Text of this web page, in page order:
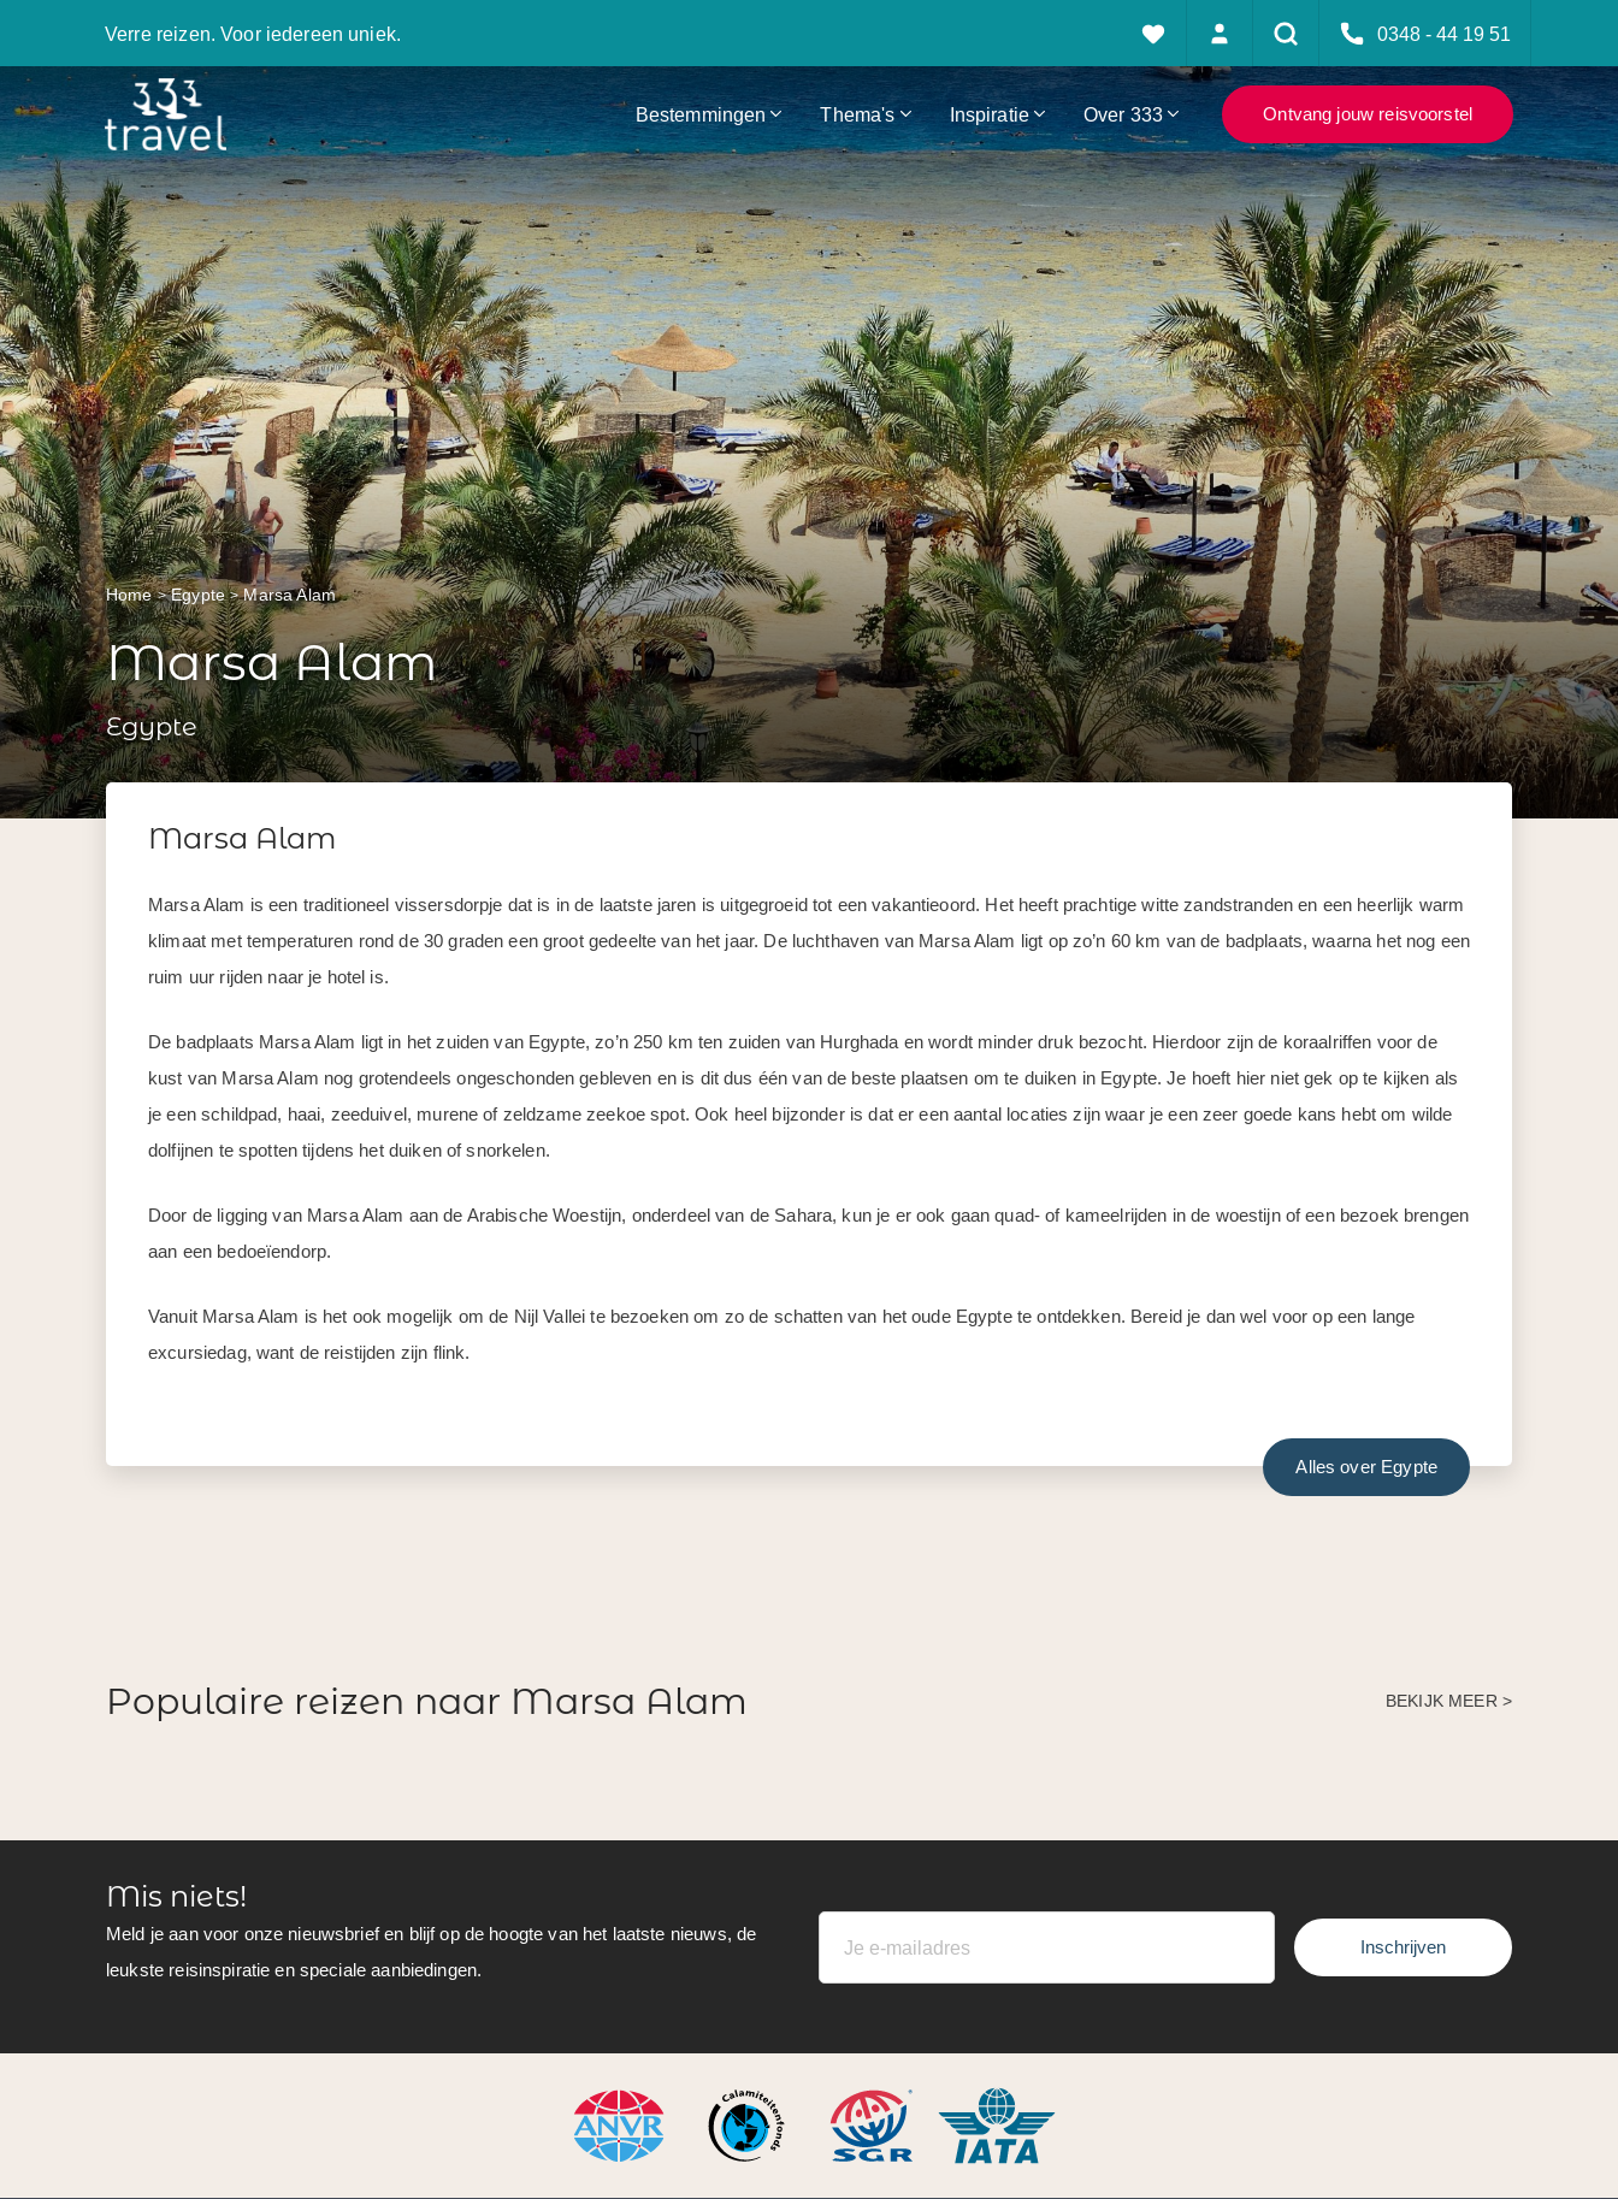
Verre reizen. Voor iedereen uniek. 0348 - 44 19 51
Bestemmingen Thema's Inspiratie Over 333 Ontvang jouw reisvoorstel
Home Egypte Marsa Alam
Marsa Alam
Egypte
Marsa Alam
Marsa Alam is een traditioneel vissersdorpje dat is in de laatste jaren is uitgegroeid tot een vakantieoord. Het heeft prachtige witte zandstranden en een heerlijk warm
klimaat met temperaturen rond de 30 graden een groot gedeelte van het jaar. De luchthaven van Marsa Alam ligt op zo’n 60 km van de badplaats, waarna het nog een
ruim uur rijden naar je hotel is.
De badplaats Marsa Alam ligt in het zuiden van Egypte, zo’n 250 km ten zuiden van Hurghada en wordt minder druk bezocht. Hierdoor zijn de koraalriffen voor de
kust van Marsa Alam nog grotendeels ongeschonden gebleven en is dit dus één van de beste plaatsen om te duiken in Egypte. Je hoeft hier niet gek op te kijken als
je een schildpad, haai, zeeduivel, murene of zeldzame zeekoe spot. Ook heel bijzonder is dat er een aantal locaties zijn waar je een zeer goede kans hebt om wilde
dolfijnen te spotten tijdens het duiken of snorkelen.
Door de ligging van Marsa Alam aan de Arabische Woestijn, onderdeel van de Sahara, kun je er ook gaan quad- of kameelrijden in de woestijn of een bezoek brengen
aan een bedoeïendorp.
Vanuit Marsa Alam is het ook mogelijk om de Nijl Vallei te bezoeken om zo de schatten van het oude Egypte te ontdekken. Bereid je dan wel voor op een lange
excursiedag, want de reistijden zijn flink.
Alles over Egypte
Populaire reizen naar Marsa Alam BEKIJK MEER >
Mis niets!
Meld je aan voor onze nieuwsbrief en blijf op de hoogte van het laatste nieuws, de
leukste reisinspiratie en speciale aanbiedingen.
Inschrijven